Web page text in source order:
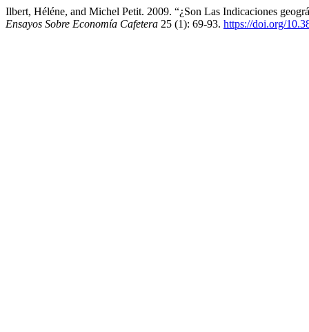
Ilbert, Héléne, and Michel Petit. 2009. “¿Son Las Indicaciones
Ensayos Sobre Economía Cafetera 25 (1): 69-93. https://doi.org/